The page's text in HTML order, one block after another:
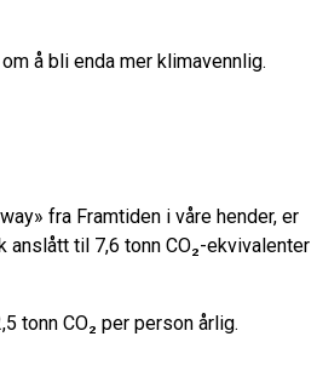
å bli enda mer klimavennlig.
fra Framtiden i våre hender, er
til 7,6 tonn CO₂-ekvivalenter
tonn CO₂ per person årlig.